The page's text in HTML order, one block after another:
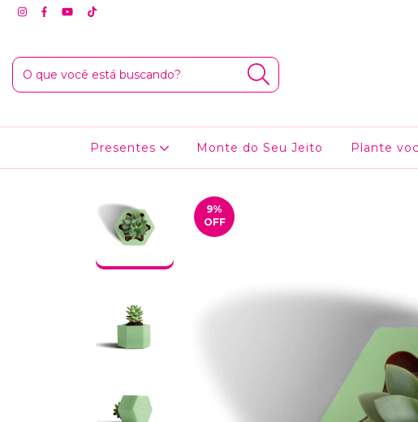
Presentes Monte do Seu Jeito Plante
9%
OFF